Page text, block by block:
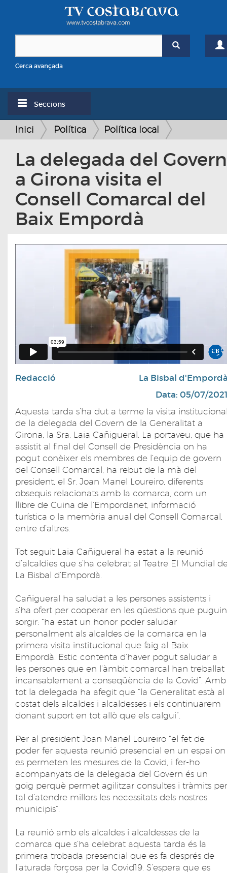
Cerca avançada
Seccions
Inici Política Política local
La delegada del Govern
a Girona visita el
Consell Comarcal del
Baix Empordà
Redacció
La Bisbal
Data: 05/07/
Aquesta tarda s’ha dut a terme la visita
de la delegada del Govern de la Generalitat a
Girona, la Sra. Laia Cañigueral. La portaveu, que ha
assistit al final del Consell de Presidència on ha
pogut conèixer els membres de l’equip de govern
del Consell Comarcal, ha rebut de la mà del
president, el Sr. Joan Manel Loureiro, diferents
obsequis relacionats amb la comarca, com un
llibre de Cuina de l’Empordanet, informació
turística o la memòria anual del Consell Comarcal,
entre d’altres.
Tot seguit Laia Cañigueral ha estat a la reunió
d’alcaldies que s’ha celebrat al Teatre El Mundial
La Bisbal d’Empordà.
Cañigueral ha saludat a les persones assistents i
s’ha ofert per cooperar en les qüestions que puguin
sorgir: “ha estat un honor poder saludar
personalment als alcaldes de la comarca en la
primera visita institucional que faig al Baix
Empordà. Estic contenta d’haver pogut saludar a
les persones que en l’àmbit comarcal han treballat
incansablement a conseqüència de la Covid”. Amb
tot la delegada ha afegit que “la Generalitat està al
costat dels alcaldes i alcaldesses i els continuarem
donant suport en tot allò que els calgui”.
Per al president Joan Manel Loureiro “el fet de
poder fer aquesta reunió presencial en un espai on
es permeten les mesures de la Covid, i fer-ho
acompanyats de la delegada del Govern és un
goig perquè permet agilitzar consultes i tràmits per
tal d’atendre millors les necessitats dels nostres
municipis”.
La reunió amb els alcaldes i alcaldesses de la
comarca que s’ha celebrat aquesta tarda és la
primera trobada presencial que es fa després de
l’aturada forçosa per la Covid19. S’espera que es